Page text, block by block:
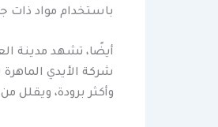
باستخدام مواد ذات
أيضًا، تشهد مدينة
شركة الأيدي
وأكثر برودة، ويقلل